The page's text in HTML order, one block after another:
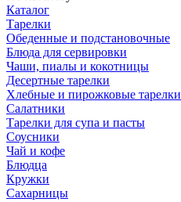
Каталог
Тарелки
Обеденные и подстановочные
Блюда для сервировки
Чаши, пиалы и кокотницы
Десертные тарелки
Хлебные и пирожковые тарелки
Салатники
Тарелки для супа и пасты
Соусники
Чай и кофе
Блюдца
Кружки
Сахарницы